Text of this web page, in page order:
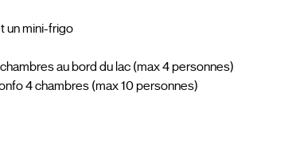
un mini-frigo
au bord du lac (max 4 personnes)
4 chambres (max 10 personnes)